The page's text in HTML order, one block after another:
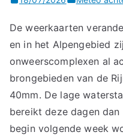
De weerkaarten
en in het Alpengebied
onweerscomplexen al
brongebieden van de
40mm. De lage
bereikt deze dagen
begin volgende week